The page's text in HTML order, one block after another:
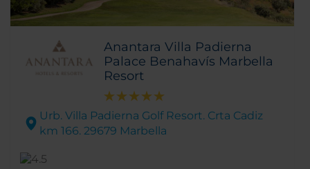
Anantara Villa Padierna
Palace Benahavís Marbella
Resort
Urb. Villa Padierna Golf Resort. Crta Cadiz
km 166. 29679 Marbella